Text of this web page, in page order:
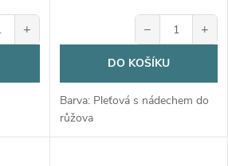
+ − +
DO KOŠÍKU
Barva: Pleťová s nádechem do
růžova